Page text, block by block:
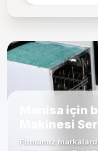
Manisa için
Makinesi
Firmamız